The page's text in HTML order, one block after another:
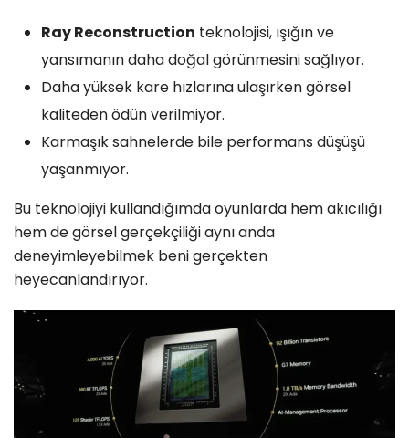
Ray Reconstruction teknolojisi, ışığın ve
yansımanın daha doğal görünmesini sağlıyor.
Daha yüksek kare hızlarına ulaşırken görsel
kaliteden ödün verilmiyor.
Karmaşık sahnelerde bile performans düşüşü
yaşanmıyor.
Bu teknolojiyi kullandığımda oyunlarda hem akıcılığı
hem de görsel gerçekçiliği aynı anda
deneyimleyebilmek beni gerçekten
heyecanlandırıyor.